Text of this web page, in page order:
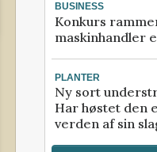
BUSINESS
Konkurs
maskinhandler
PLANTER
Ny sort
Har høstet den
verden af sin